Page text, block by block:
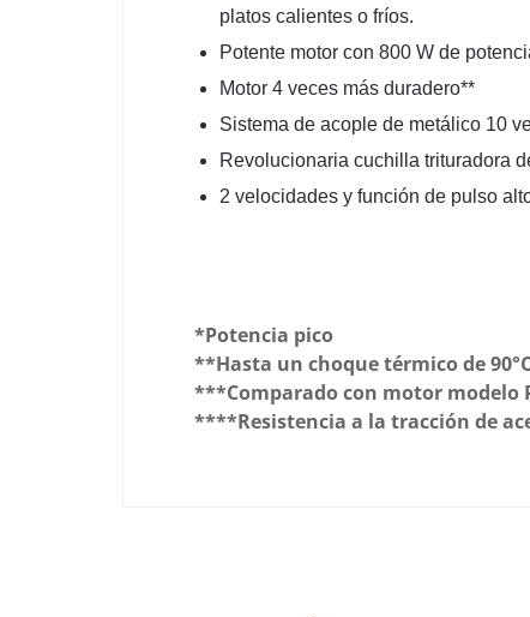
platos calientes o fríos.
Potente motor con 800 W de
Motor 4 veces más duradero**
Sistema de acople de metálico 10
Revolucionaria cuchilla trituradora
2 velocidades y función de pulso
*Potencia pico
**Hasta un choque térmico de
***Comparado con motor modelo
****Resistencia a la tracción de